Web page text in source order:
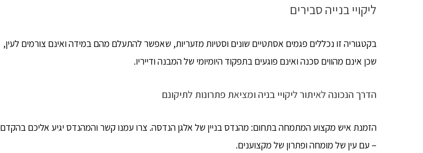
ליקויי בנייה סבירים
בקטגוריה זו נכללים פגמים אסתטיים שונים וסטיות מזעריות, שאפשר להתעלם מהם במידה ואינם צורמים לעין,
שכן אינם מהווים סכנה ואינם פוגעים בתפקוד היומיומי של המבנה ודייריו.
הדרך הנכונה לאיתור ליקויי בניה ומציאת פתרונות לתיקונם
הזמנת איש מקצוע המתמחה בתחום: מהנדס בניין של אלגן הנדסה. צרו עמנו קשר והמהנדס יגיע אליכם בהקדם
– עם עין של מומחה ופתרון של מקצוענים.